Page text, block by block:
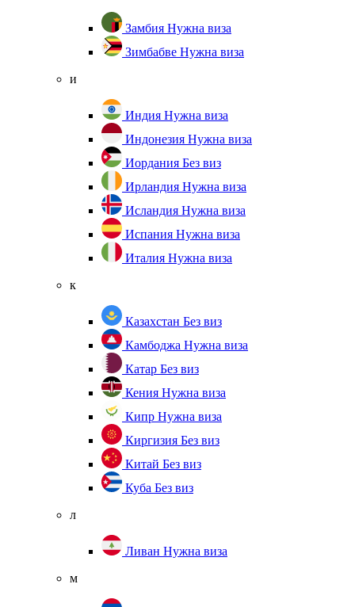
Замбия Нужна виза
Зимбабве Нужна виза
и
Индия Нужна виза
Индонезия Нужна виза
Иордания Без виз
Ирландия Нужна виза
Исландия Нужна виза
Испания Нужна виза
Италия Нужна виза
к
Казахстан Без виз
Камбоджа Нужна виза
Катар Без виз
Кения Нужна виза
Кипр Нужна виза
Киргизия Без виз
Китай Без виз
Куба Без виз
л
Ливан Нужна виза
м